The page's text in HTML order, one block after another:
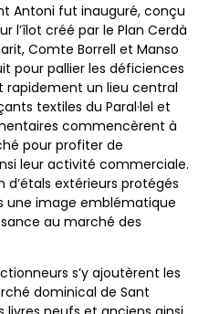
Antoni fut inauguré, conçu
l’îlot créé par le Plan Cerdà
Comte Borrell et Manso
pour pallier les déficiences
rapidement un lieu central
textiles du Paral·lel et
commencèrent à
pour profiter de
leur activité commerciale.
d’étals extérieurs protégés
une image emblématique
au marché des
s’y ajoutèrent les
dominical de Sant